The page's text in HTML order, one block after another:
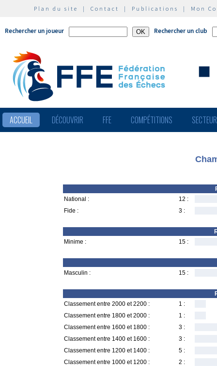
Plan du site | Contact | Publications | Mon
Rechercher un joueur Rechercher un club
ACCUEIL DÉCOUVRIR FFE COMPÉTITIONS
National :
12 :
Fide :
3 :
Minime :
15 :
Masculin : 15 :
Classement entre 2000 et 2200 :
1 :
Classement entre 1800 et 2000 :
1 :
Classement entre 1600 et 1800 :
3 :
Classement entre 1400 et 1600 :
3 :
Classement entre 1200 et 1400 :
5 :
Classement entre 1000 et 1200 :
2 :